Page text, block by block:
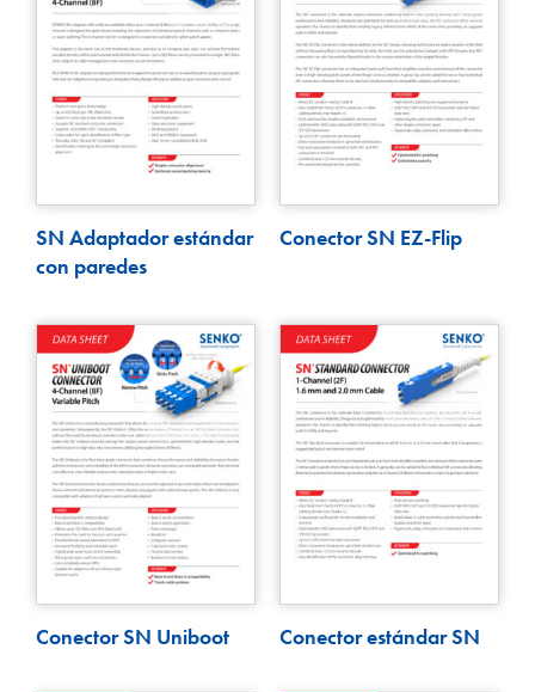
SN Adaptador estándar
con paredes
Conector SN EZ-Flip
Conector SN Uniboot Conector estándar SN